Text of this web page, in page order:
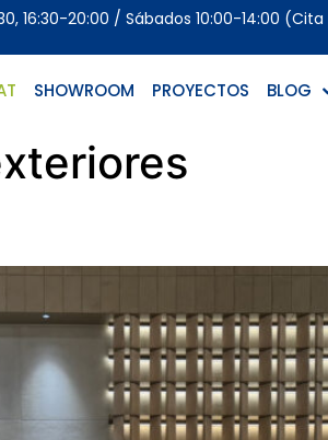
16:30-20:00 / Sábados 10:00-14:00
SHOWROOM PROYECTOS BLOG